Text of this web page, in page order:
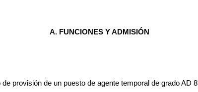
A. FUNCIONES Y ADMISIÓN
provisión de un puesto de agente temporal de grado AD